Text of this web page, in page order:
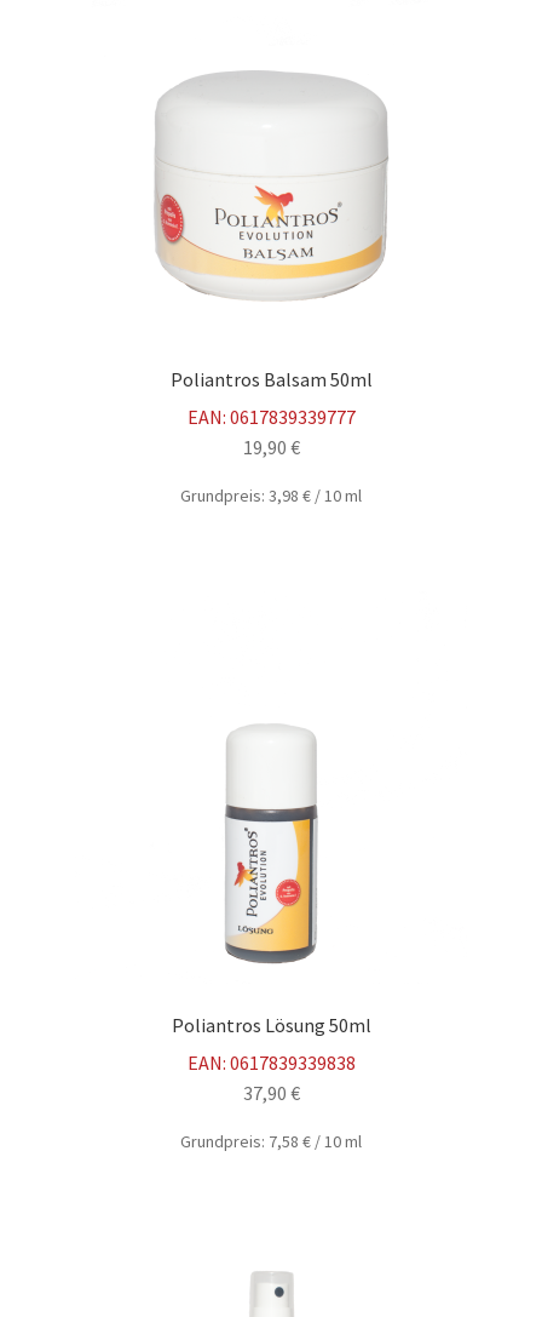
Poliantros Balsam 50ml
EAN: 0617839339777
19,90 €
Grundpreis: 3,98 € /10ml
Poliantros Lösung 50ml
EAN: 0617839339838
37,90 €
Grundpreis: 7,58 € /10ml